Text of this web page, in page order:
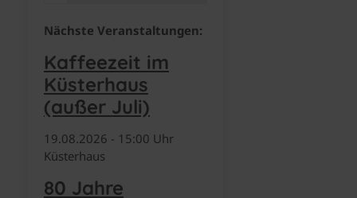
Nächste Veranstaltungen:
Kaffeezeit im
Küsterhaus
(außer Juli)
19.​08.​2026 - 15:00 Uhr
Küsterhaus
80 Jahre